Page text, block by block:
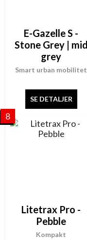
Smart urban mobilitet
E-Gazelle S -
Stone Grey | mid
grey
SE DETALJER
8
Kompakt
Litetrax Pro -
Pebble